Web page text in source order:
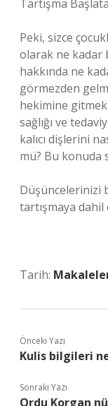
Tartışma
Peki, sizce
olarak ne kadar
hakkında ne
görmezden
hekimine
sağlığı ve
kalıcı dişlerini
mü? Bu konuda
Düşüncelerinizi
tartışmaya dahil
Tarih:
Önceki Yazı
Kulis bilgileri
Sonraki Yazı
Ordu Korgan